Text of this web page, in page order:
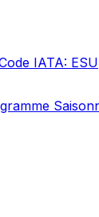
IATA: ESU